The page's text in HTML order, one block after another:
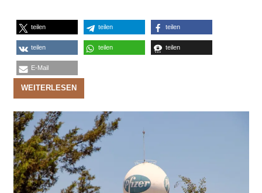
teilen teilen teilen
teilen teilen teilen
E-Mail
WEITERLESEN